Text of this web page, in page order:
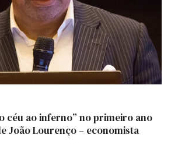
céu ao inferno” no primeiro ano
João Lourenço – economista